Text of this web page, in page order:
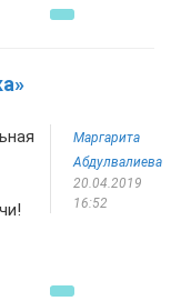
Маргарита
Абдулвалиева
20.04.2019
16:52